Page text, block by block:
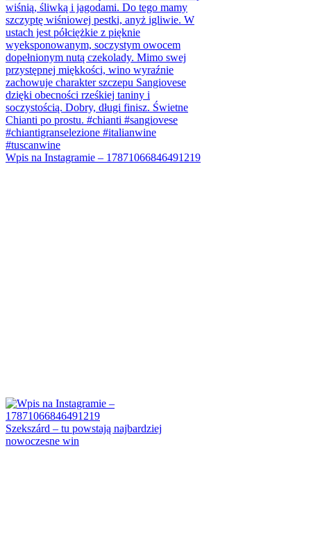
Wpis na Instagramie – 17871066846491219
Szekszárd – tu powstają najbardziej
nowoczesne win